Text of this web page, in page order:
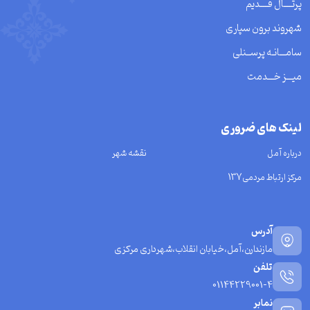
پرتــــال قــــدیم
شهروند برون سپاری
سامـــانـه پرســنلی
میـــز خـــدمت
لینک های ضروری
درباره آمل
نقشه شهر
مرکز ارتباط مردمی137
آدرس
مازندارن،آمل،خیابان انقلاب،شهرداری مرکزی
تلفن
01144229001-4
نمابر